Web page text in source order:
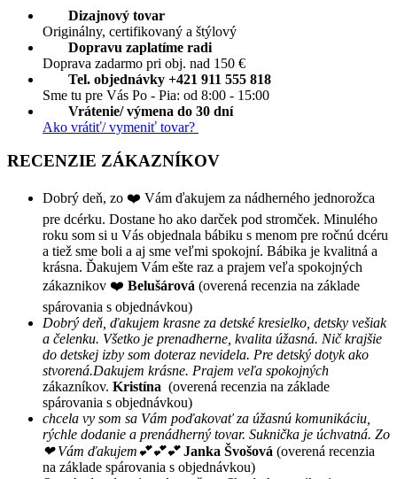
Dizajnový tovar
Originálny, certifikovaný a štýlový
Dopravu zaplatíme radi
Doprava zadarmo pri obj. nad 150 €
Tel. objednávky +421 911 555 818
Sme tu pre Vás Po - Pia: od 8:00 - 15:00
Vrátenie/ výmena do 30 dní
Ako vrátiť/ vymeniť tovar?
RECENZIE ZÁKAZNÍKOV
Dobrý deň, zo ❤️ Vám ďakujem za nádherného jednorožca
pre dcérku. Dostane ho ako darček pod stromček. Minulého
roku som si u Vás objednala bábiku s menom pre ročnú dcéru
a tiež sme boli a aj sme veľmi spokojní. Bábika je kvalitná a
krásna. Ďakujem Vám ešte raz a prajem veľa spokojných
zákaznikov ❤️ Belušárová (overená recenzia na základe
spárovania s objednávkou)
Dobrý deň, ďakujem krasne za detské kresielko, detsky vešiak
a čelenku. Všetko je prenadherne, kvalita úžasná. Nič krajšie
do detskej izby som doteraz nevidela. Pre detský dotyk ako
stvorená.Dakujem krásne. Prajem veľa spokojných
zákazníkov. Kristína (overená recenzia na základe
spárovania s objednávkou)
chcela vy som sa Vám poďakovať za úžasnú komunikáciu,
rýchle dodanie a prenádherný tovar. Suknička je úchvatná. Zo
❤ Vám ďakujem💕💕💕 Janka Švošová (overená recenzia
na základe spárovania s objednávkou)